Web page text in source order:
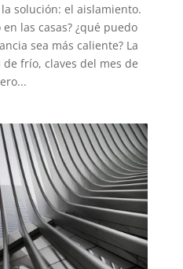
solución: el aislamiento.
las casas? ¿qué puedo
sea más caliente? La
frío, claves del mes de